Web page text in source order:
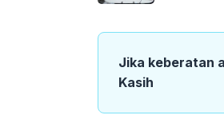
Jika keberatan
Kasih